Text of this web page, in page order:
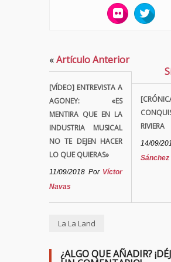
«Artículo Anterior
[VÍDEO] ENTREVISTA A
AGONEY: «ES
MENTIRA QUE EN LA
INDUSTRIA MUSICAL
NO TE DEJEN HACER
LO QUE QUIERAS»
11/09/2018 Por Víctor
Navas
RIVIERA
14/09/
Sánchez
La La Land
¿ALGO QUE AÑADIR?